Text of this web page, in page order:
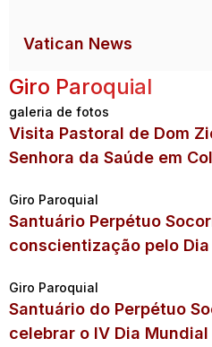
Vatican News
Giro Paroquial
galeria de fotos
Visita Pastoral de Dom
Senhora da Saúde em
Giro Paroquial
Santuário Perpétuo
conscientização pelo
Giro Paroquial
Santuário do Perpétuo
celebrar o IV Dia